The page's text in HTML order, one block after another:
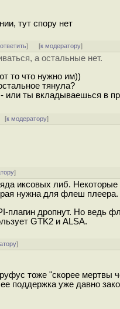
тут спору нет
ответить] [к модератору]
а остальные нет.
то что нужно им))
тянула?
или ты вкладываешься в
[к модератору]
]
иксовых либ.
нужна для флеш плеера.
плагин дропнут. Но ведь
GTK2 и ALSA.
]
тоже "скорее мертвы
поддержка уже давно